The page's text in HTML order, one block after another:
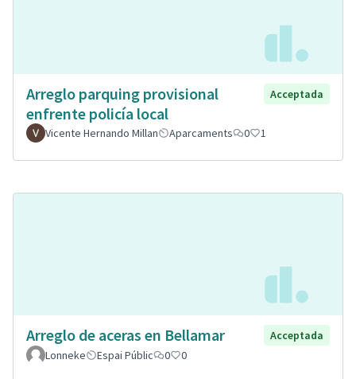
Arreglo parquing provisional
enfrente policía local
Acceptada
Vicente Hernando Millan Aparcaments 0 1
Arreglo de aceras en Bellamar
Acceptada
Lonneke
Espai Públic 0 0